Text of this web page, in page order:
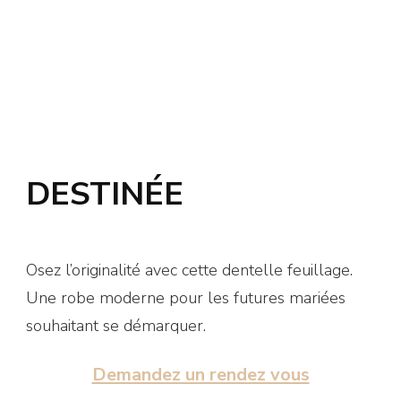
DESTINÉE
Osez l’originalité avec cette dentelle feuillage.
Une robe moderne pour les futures mariées
souhaitant se démarquer.
Demandez un rendez vous